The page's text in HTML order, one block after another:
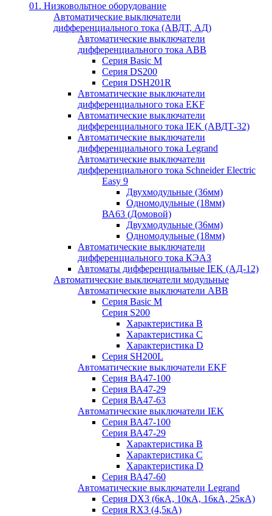
01. Низковольтное оборудование
Автоматические выключатели
дифференциального тока (АВДТ, АД)
Автоматические выключатели
дифференциального тока ABB
Серия Basic M
Серия DS200
Серия DSH201R
Автоматические выключатели
дифференциального тока EKF
Автоматические выключатели
дифференциального тока IEK (АВДТ-32)
Автоматические выключатели
дифференциального тока Legrand
Автоматические выключатели
дифференциального тока Schneider Electric
Easy 9
Двухмодульные (36мм)
Одномодульные (18мм)
ВА63 (Домовой)
Двухмодульные (36мм)
Одномодульные (18мм)
Автоматические выключатели
дифференциального тока КЭАЗ
Автоматы дифференциальные IEK (АД-12)
Автоматические выключатели модульные
Автоматические выключатели ABB
Серия Basic M
Серия S200
Характеристика B
Характеристика C
Характеристика D
Серия SH200L
Автоматические выключатели EKF
Серия ВА47-100
Серия ВА47-29
Серия ВА47-63
Автоматические выключатели IEK
Серия ВА47-100
Серия ВА47-29
Характеристика B
Характеристика C
Характеристика D
Серия ВА47-60
Автоматические выключатели Legrand
Серия DX3 (6кА, 10кА, 16кА, 25кА)
Серия RX3 (4,5кА)